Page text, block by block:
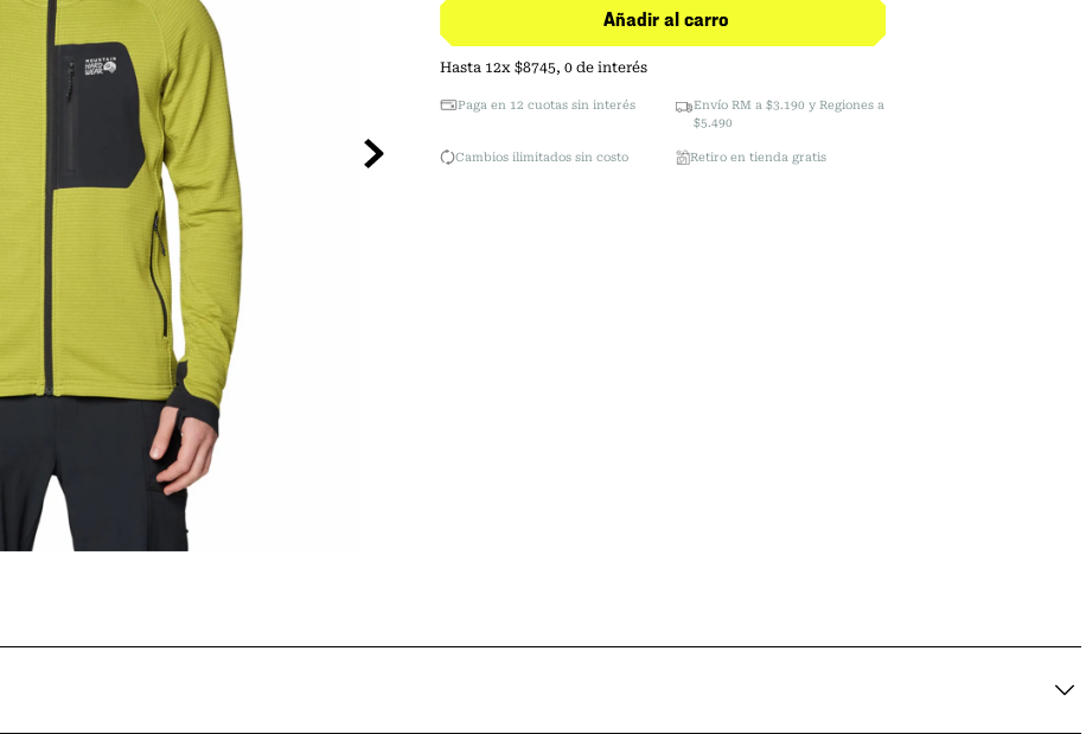
Añadir al carro
Hasta 12x$8745,0 de interés
Paga en 12 cuotas sin interés
Envío RM a $3.190 y Regiones a
$5.490
Cambios ilimitados sin costo Retiro en tienda gratis